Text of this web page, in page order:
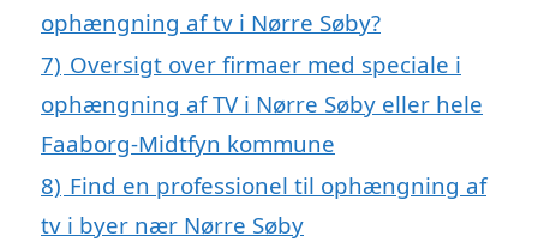
ophængning af tv i Nørre Søby?
7) Oversigt over firmaer med speciale i
ophængning af TV i Nørre Søby eller hele
Faaborg-Midtfyn kommune
8) Find en professionel til ophængning af
tv i byer nær Nørre Søby